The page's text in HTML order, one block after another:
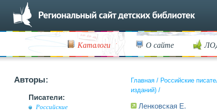
Каталоги О сайте
Авторы:
Писатели:
Российские
Главная / Российские
изданий) /
Ленковская Е.